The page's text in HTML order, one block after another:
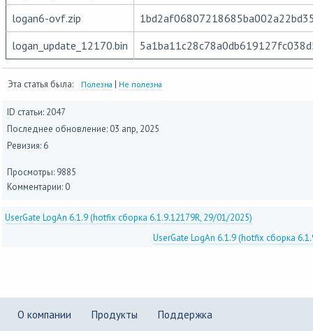
logan6-ovf.zip
logan_update_12170.bin
Эта статья была: Полезна | Не полезна
ID статьи: 2047
Последнее обновление: 03 апр, 2025
Ревизия: 6
Просмотры: 9885
Комментарии: 0
UserGate LogAn 6.1.9 (hotfix сборка 6.1.9.12179R, 29/01/2025)
UserGate LogAn 6.1.9 (hotfix сборка
О компании Продукты Поддержка